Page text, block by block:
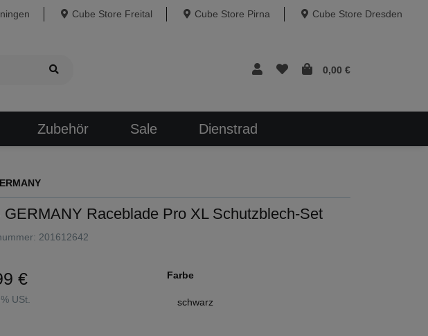
Cube Store Freital Cube Store Pirna Cube Store Dresden
0,00 €
Zubehör Sale Dienstrad
GERMANY Raceblade Pro XL Schutzblech-Set
201612642
€
USt.
Farbe
schwarz